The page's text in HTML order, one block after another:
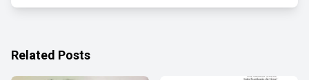
Related Posts